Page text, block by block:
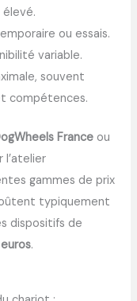
ou essais.
variable.
souvent
compétences.
France ou
l’atelier
gammes de prix
typiquement
dispositifs de
.